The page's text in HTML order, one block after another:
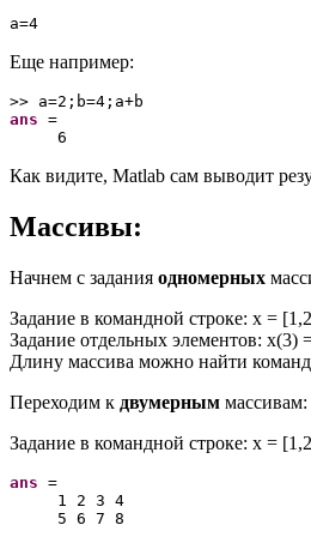
Еще например:
ans =
Как видите, Matlab сам выводит
Массивы:
Начнем с задания одномерных
Задание в командной строке: x =
Задание отдельных элементов: х(3)
Длину массива можно найти
Переходим к двумерным массивам:
Задание в командной строке: x =
ans =
     1 2 3 4